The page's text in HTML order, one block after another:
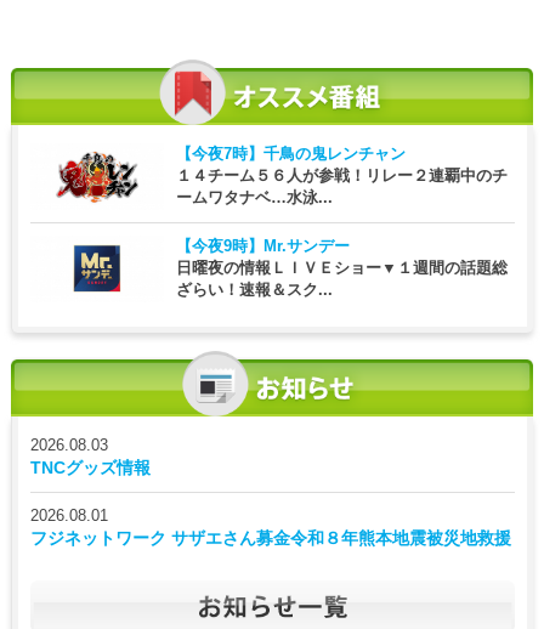
【今夜7時】 千鳥の鬼レンチャン
１４チーム５６人が参戦！リレー２連覇中のチ
ームワタナベ…水泳...
【今夜9時】
Mr.サンデー
日曜夜の情報ＬＩＶＥショー▼１週間の話題総
ざらい！速報＆スク...
2026.08.03
TNCグッズ情報
2026.08.01
フジネットワーク サザエさん募金令和８年熊本地震被災地救援